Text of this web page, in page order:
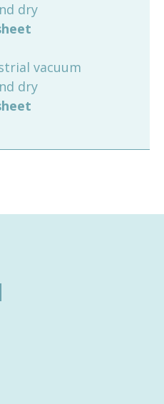
dry
vacuum
dry